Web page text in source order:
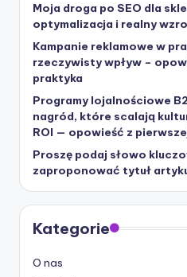
Moja droga po SEO dla
optymalizacja i realny
Kampanie reklamowe w
rzeczywisty wpływ –
praktyka
Programy lojalnościowe
nagród, które scalają
ROI — opowieść z
Proszę podaj słowo
zaproponować tytuł
Kategorie
O nas